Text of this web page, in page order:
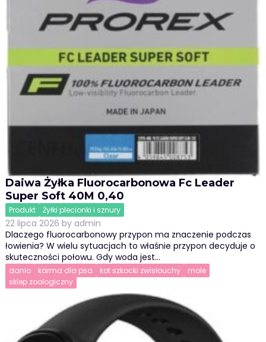
Daiwa Żyłka Fluorocarbonowa Fc Leader
Super Soft 40M 0,40
Produkt Żyłki plecionki i sznury
22 lipca 2026 by admin
Dlaczego fluorocarbonowy przypon ma znaczenie podczas
łowienia? W wielu sytuacjach to właśnie przypon decyduje o
skuteczności połowu. Gdy woda jest…
danio karma dla psa kot szkocki zwisłouchy
mole
sklep zoologiczny